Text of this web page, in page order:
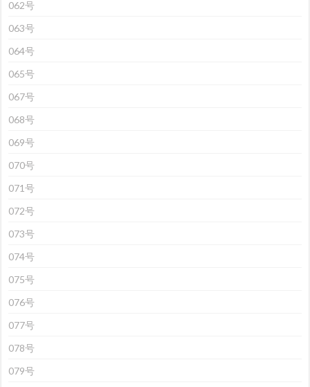
062号
063号
064号
065号
067号
068号
069号
070号
071号
072号
073号
074号
075号
076号
077号
078号
079号